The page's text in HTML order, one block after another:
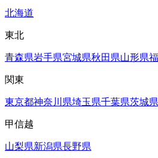
北海道
東北
青森県岩手県宮城県秋田県山形県
関東
東京都神奈川県埼玉県千葉県茨城県
甲信越
山梨県新潟県長野県